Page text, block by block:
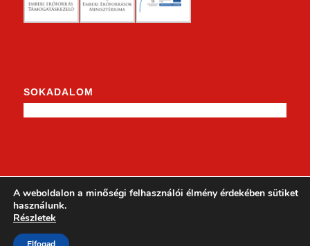
SOKADALOM
A weboldalon a minőségi felhasználói élmény érdekében sütiket
használunk.
Részletek